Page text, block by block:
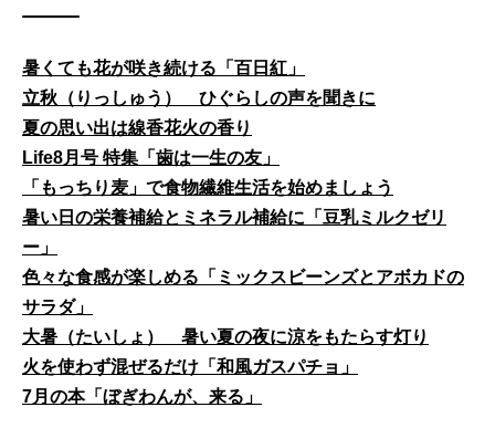
暑くても花が咲き続ける「百日紅」
立秋（りっしゅう） ひぐらしの声を聞きに
夏の思い出は線香花火の香り
Life8月号 特集「歯は一生の友」
「もっちり麦」で食物繊維生活を始めましょう
暑い日の栄養補給とミネラル補給に「豆乳ミルクゼリ
ー」
色々な食感が楽しめる「ミックスビーンズとアボカドの
サラダ」
大暑（たいしょ） 暑い夏の夜に涼をもたらす灯り
火を使わず混ぜるだけ「和風ガスパチョ」
7月の本「ぼぎわんが、来る」